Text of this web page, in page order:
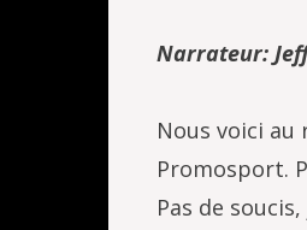
Narrateur:
Nous voici au
Promosport.
Pas de